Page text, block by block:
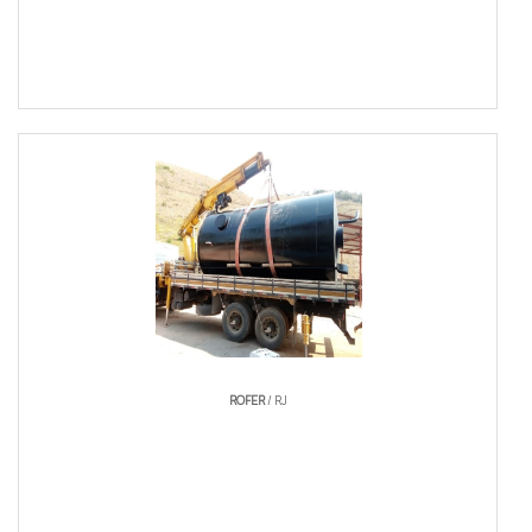
Alimentos, papel e logística — homogeneização e
Planejar capacidade a partir de consumo máximo
diário evita dimensionamento conservador que
onera área e custo.
Mapeie picos de demanda e processos críticos,
escolha materiais e automação adequados para que
segurança operacional.ROFER/ RJ